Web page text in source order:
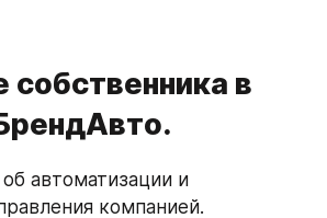
собственника в
автоматизации и
компанией.